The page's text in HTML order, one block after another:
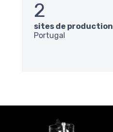
2
sites de production
Portugal